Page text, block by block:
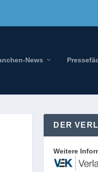
News
DER
Weitere